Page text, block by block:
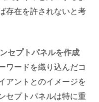
存在を許されないと考
セプトパネルを作成
ワードを織り込んだコ
アントとのイメージを
セプトパネルは特に重